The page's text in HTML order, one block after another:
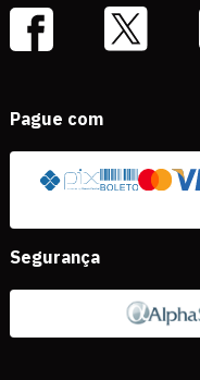
Pague com
Segurança